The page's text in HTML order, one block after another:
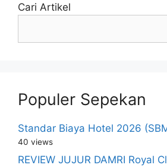
Cari Artikel
Populer Sepekan
Standar Biaya Hotel 2026
40 views
REVIEW JUJUR DAMRI Royal